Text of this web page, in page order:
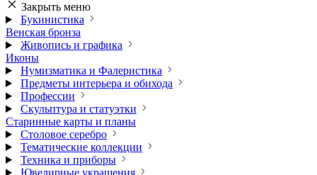
Закрыть меню
Букинистика
Венская бронза
Живопись и графика
Иконы
Нумизматика и Фалеристика
Предметы интерьера и обихода
Профессии
Скульптура и статуэтки
Старинные карты и планы
Столовое серебро
Тематические коллекции
Техника и приборы
Ювелирные украшения